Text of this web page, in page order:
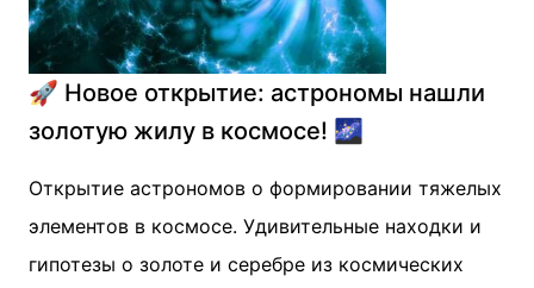
🚀 Новое открытие: астрономы нашли
золотую жилу в космосе! 🌌
Открытие астрономов о формировании тяжелых
элементов в космосе. Удивительные находки и
гипотезы о золоте и серебре из космических